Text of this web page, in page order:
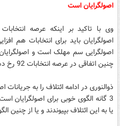
اصولگرایان است
وی با تاکید بر اینکه عرصه
اصولگرایان باید برای انتخابات هم
اصولگرایی سم مهلک است و
چنین اتفاقی در عرصه انتخابات 92 رخ دهد.
ذوالنوری در ادامه ائتلاف را به جریانات
3 گانه الگوی خوبی برای اصولگرایان
یا به این ائتلاف بپیوندند و یا از چنین الگویی برای